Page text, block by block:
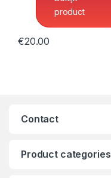
product
€20.00
Contact
Product categories